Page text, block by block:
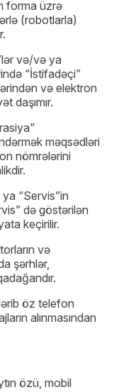
forma üzrə
(robotlarla)
və/və ya
“İstifadəçi”
və elektron
daşımır.
məqsədləri
nömrələrini
“Servis”in
də göstərilən
keçirilir.
və
şərhlər,
öz telefon
alınmasından
özü, mobil